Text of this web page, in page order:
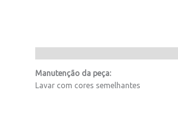
Manutenção da peça:
Lavar com cores semelhantes